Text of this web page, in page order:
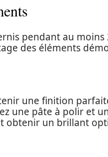
pendant au moins
des éléments
une finition
une pâte à polir et
obtenir un brillant